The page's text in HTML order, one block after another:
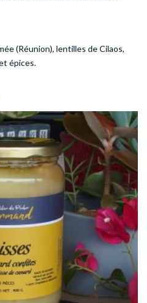
(Réunion), lentilles de Cilaos,
épices.